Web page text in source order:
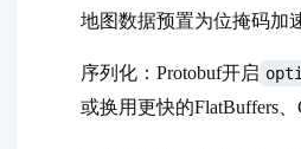
地图数据预置为位掩码加
序列化：Protobuf开启
或换用更快的FlatBuffers、